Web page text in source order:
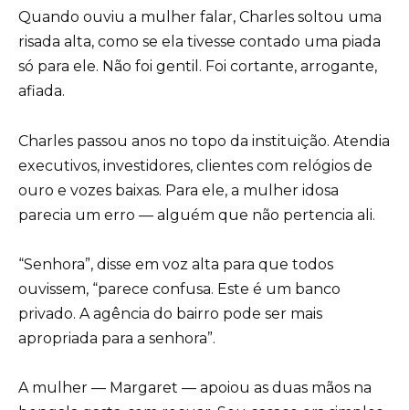
Quando ouviu a mulher falar, Charles soltou uma
risada alta, como se ela tivesse contado uma piada
só para ele. Não foi gentil. Foi cortante, arrogante,
afiada.
Charles passou anos no topo da instituição. Atendia
executivos, investidores, clientes com relógios de
ouro e vozes baixas. Para ele, a mulher idosa
parecia um erro — alguém que não pertencia ali.
“Senhora”, disse em voz alta para que todos
ouvissem, “parece confusa. Este é um banco
privado. A agência do bairro pode ser mais
apropriada para a senhora”.
A mulher — Margaret — apoiou as duas mãos na